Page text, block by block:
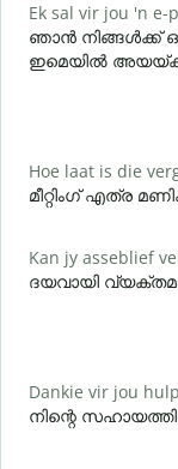
Ek sal vir jou 'n e-
ഞാൻ നിങ്ങൾക്ക്
ഇമെയിൽ
Hoe laat is die
മീറ്റിംഗ് എത്ര
Kan jy asseblief
ദയവായി
Dankie vir jou
നിന്റെ